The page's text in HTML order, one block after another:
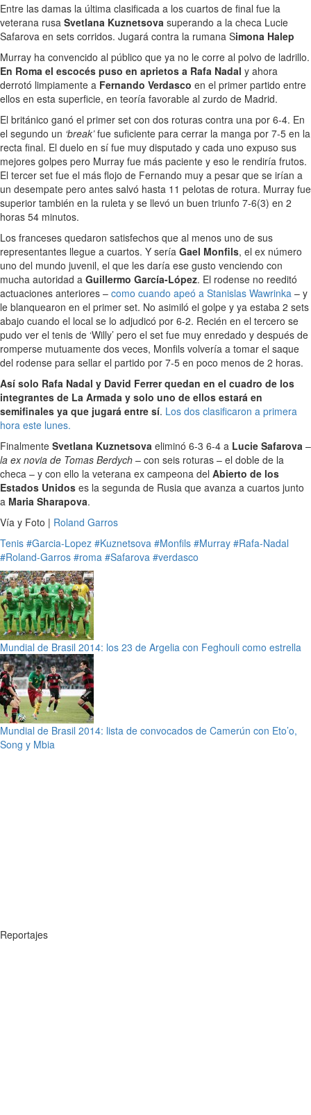
Entre las damas la última clasificada a los cuartos de final fue la
veterana rusa Svetlana Kuznetsova superando a la checa Lucie
Safarova en sets corridos. Jugará contra la rumana Simona Halep
Murray ha convencido al público que ya no le corre al polvo de ladrillo.
En Roma el escocés puso en aprietos a Rafa Nadal y ahora
derrotó limpiamente a Fernando Verdasco en el primer partido entre
ellos en esta superficie, en teoría favorable al zurdo de Madrid.
El británico ganó el primer set con dos roturas contra una por 6-4. En
el segundo un ‘break’fue suficiente para cerrar la manga por 7-5 en la
recta final. El duelo en sí fue muy disputado y cada uno expuso sus
mejores golpes pero Murray fue más paciente y eso le rendiría frutos.
El tercer set fue el más flojo de Fernando muy a pesar que se irían a
un desempate pero antes salvó hasta 11 pelotas de rotura. Murray fue
superior también en la ruleta y se llevó un buen triunfo 7-6(3) en 2
horas 54 minutos.
Los franceses quedaron satisfechos que al menos uno de sus
representantes llegue a cuartos. Y sería Gael Monfils, el ex número
uno del mundo juvenil, el que les daría ese gusto venciendo con
mucha autoridad a Guillermo García-López. El rodense no reeditó
actuaciones anteriores – como cuando apeó a Stanislas Wawrinka – y
le blanquearon en el primer set. No asimiló el golpe y ya estaba 2 sets
abajo cuando el local se lo adjudicó por 6-2. Recién en el tercero se
pudo ver el tenis de ‘Willy’ pero el set fue muy enredado y después de
romperse mutuamente dos veces, Monfils volvería a tomar el saque
del rodense para sellar el partido por 7-5 en poco menos de 2 horas.
Así solo Rafa Nadal y David Ferrer quedan en el cuadro de los
integrantes de La Armada y solo uno de ellos estará en
semifinales ya que jugará entre sí. Los dos clasificaron a primera
hora este lunes.
Finalmente Svetlana Kuznetsova eliminó 6-3 6-4 a Lucie Safarova –
la ex novia de Tomas Berdych – con seis roturas – el doble de la
checa – y con ello la veterana ex campeona del Abierto de los
Estados Unidos es la segunda de Rusia que avanza a cuartos junto
a Maria Sharapova.
Vía y Foto | Roland Garros
Tenis #Garcia-Lopez #Kuznetsova #Monfils #Murray #Rafa-Nadal
#Roland-Garros #roma #Safarova #verdasco
Mundial de Brasil 2014: los 23 de Argelia con Feghouli como estrella
Mundial de Brasil 2014: lista de convocados de Camerún con Eto’o,
Song y Mbia
Reportajes